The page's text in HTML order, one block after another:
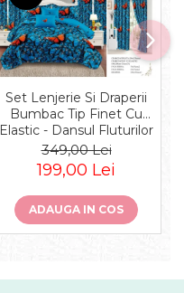
Set Lenjerie Si Draperii
Bumbac Tip Finet Cu
Elastic - Dansul Fluturilor
349,00 Lei
199,00 Lei
ADAUGA IN COS